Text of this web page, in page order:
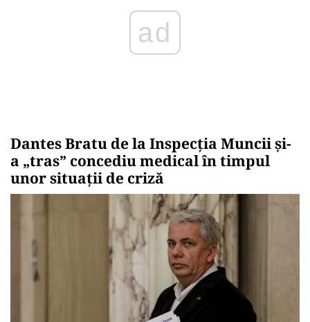
Dantes Bratu de la Inspecția Muncii și-
a „tras” concediu medical în timpul
unor situații de criză